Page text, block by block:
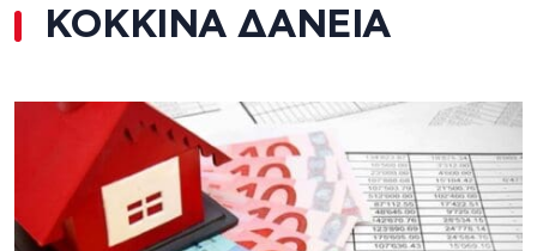
ΚΟΚΚΙΝΑ ΔΑΝΕΙΑ